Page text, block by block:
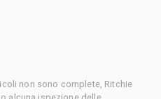
non sono complete, Ritchie